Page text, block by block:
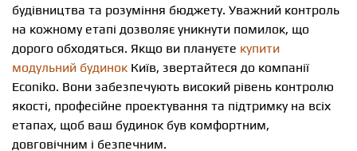
будівництва та розуміння бюджету. Уважний контроль
на кожному етапі дозволяє уникнути помилок, що
дорого обходяться. Якщо ви плануєте купити
модульний будинок Київ, звертайтеся до компанії
Econiko. Вони забезпечують високий рівень контролю
якості, професійне проектування та підтримку на всіх
етапах, щоб ваш будинок був комфортним,
довговічним і безпечним.